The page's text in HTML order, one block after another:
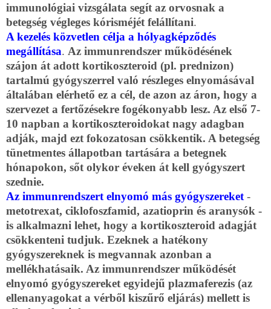
immunológiai vizsgálata segít az orvosnak a
betegség végleges kórisméjét felállítani.
A kezelés közvetlen célja a hólyagképződés
megállítása. Az immunrendszer működésének
szájon át adott kortikoszteroid (pl. prednizon)
tartalmú gyógyszerrel való részleges elnyomásával
általában elérhető ez a cél, de azon az áron, hogy a
szervezet a fertőzésekre fogékonyabb lesz. Az első 7-
10 napban a kortikoszteroidokat nagy adagban
adják, majd ezt fokozatosan csökkentik. A betegség
tünetmentes állapotban tartására a betegnek
hónapokon, sőt olykor éveken át kell gyógyszert
szednie.
Az immunrendszert elnyomó más gyógyszereket -
metotrexat, ciklofoszfamid, azatioprin és aranysók -
is alkalmazni lehet, hogy a kortikoszteroid adagját
csökkenteni tudjuk. Ezeknek a hatékony
gyógyszereknek is megvannak azonban a
mellékhatásaik. Az immunrendszer működését
elnyomó gyógyszereket egyidejű plazmaferezis (az
ellenanyagokat a vérből kiszűrő eljárás) mellett is